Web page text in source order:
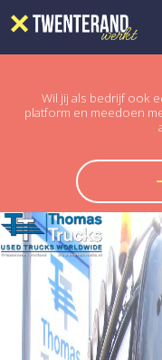
Wil jij als bedrijf ook
platform en meedoen